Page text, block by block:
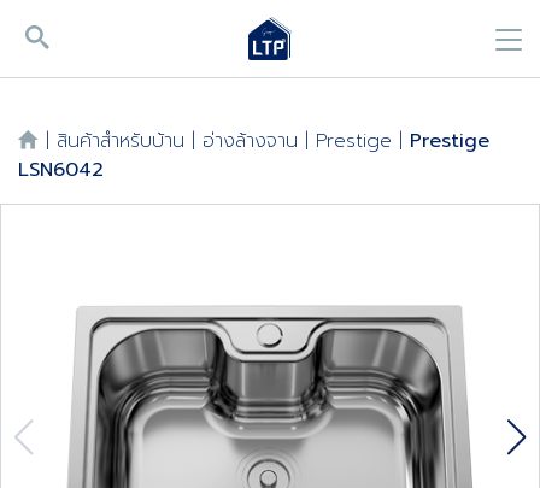
| สินค้าสำหรับบ้าน | อ่างล้างจาน | Prestige | Prestige
LSN6042